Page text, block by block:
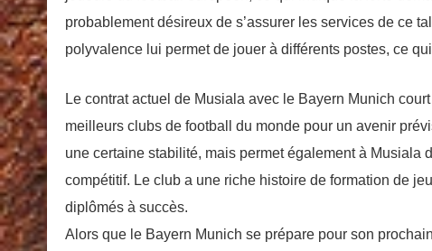
probablement désireux de s’assurer les services de ce
polyvalence lui permet de jouer à différents postes, ce
Le contrat actuel de Musiala avec le Bayern Munich
meilleurs clubs de football du monde pour un avenir
une certaine stabilité, mais permet également à
compétitif. Le club a une riche histoire de formation de
diplômés à succès.
Alors que le Bayern Munich se prépare pour son